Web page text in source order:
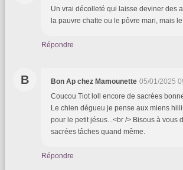
Un vrai décolleté qui laisse deviner des
la pauvre chatte ou le pôvre mari, mais
Répondre
B Bon Ap chez Mamounette 05/01/2025
Coucou Tiot loll encore de sacrées
Le chien dégueu je pense aux miens
pour le petit jésus...<br /> Bisous à vous
sacrées tâches quand même.
Répondre